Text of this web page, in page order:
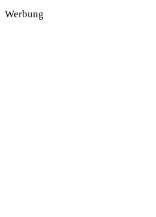
Werbung